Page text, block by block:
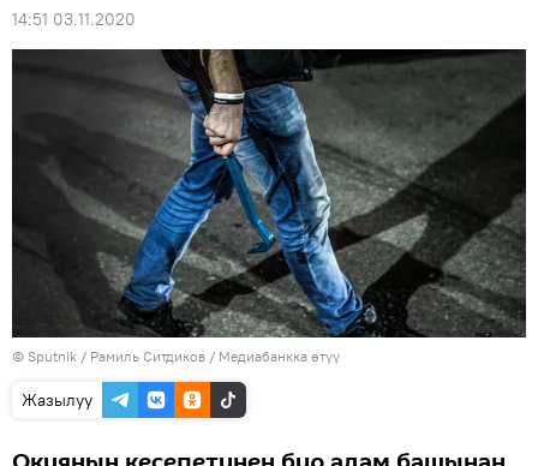
14:51 03.11.2020
© Sputnik / Рамиль Ситдиков / Медиабанкка өтүү
Жазылуу